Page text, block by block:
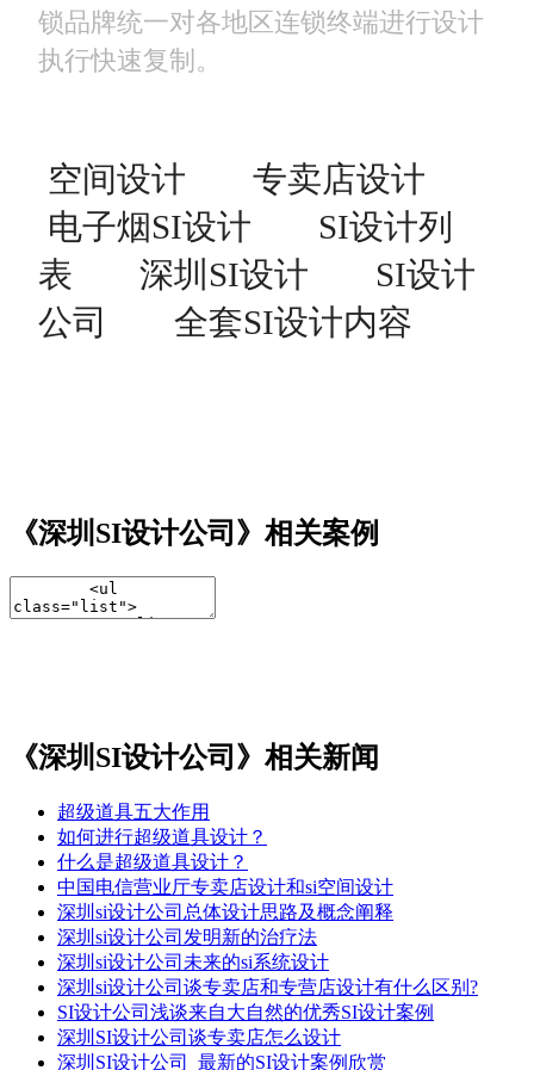
锁品牌统一对各地区连锁终端进行设计
执行快速复制。
空间设计
专卖店设计
电子烟SI设计
SI设计列
表
深圳SI设计
SI设计
公司
全套SI设计内容
《深圳SI设计公司》相关案例
《深圳SI设计公司》相关新闻
超级道具五大作用
如何进行超级道具设计？
什么是超级道具设计？
中国电信营业厅专卖店设计和si空间设计
深圳si设计公司总体设计思路及概念阐释
深圳si设计公司发明新的治疗法
深圳si设计公司未来的si系统设计
深圳si设计公司谈专卖店和专营店设计有什么区别?
SI设计公司浅谈来自大自然的优秀SI设计案例
深圳SI设计公司谈专卖店怎么设计
深圳SI设计公司_最新的SI设计案例欣赏